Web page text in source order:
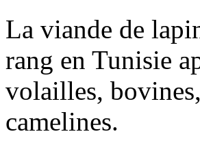
La viande de
rang en Tunisie
volailles,
camelines.